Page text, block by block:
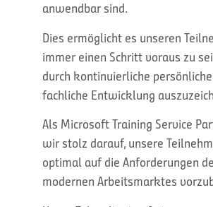
anwendbar sind.
Dies ermöglicht es unseren
immer einen Schritt voraus zu
durch kontinuierliche
fachliche Entwicklung
Als Microsoft Training Service
wir stolz darauf, unsere
optimal auf die Anforderungen
modernen Arbeitsmarktes